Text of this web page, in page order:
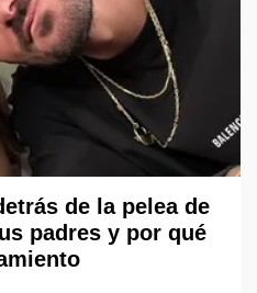
de la pelea de
padres y por qué